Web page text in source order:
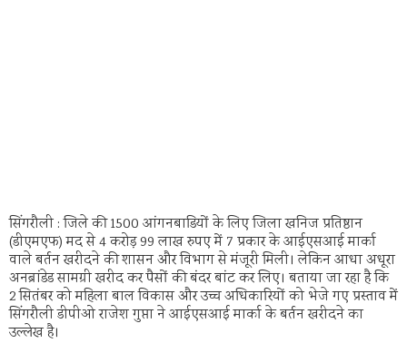
सिंगरौली : जिले की 1500 आंगनबाडियों के लिए जिला खनिज प्रतिष्ठान
(डीएमएफ) मद से 4 करोड़ 99 लाख रुपए में 7 प्रकार के आईएसआई मार्का
वाले बर्तन खरीदने की शासन और विभाग से मंजूरी मिली। लेकिन आधा अधूरा
अनब्रांडेड सामग्री खरीद कर पैसों की बंदर बांट कर लिए। बताया जा रहा है कि
2 सितंबर को महिला बाल विकास और उच्च अधिकारियों को भेजे गए प्रस्ताव में
सिंगरौली डीपीओ राजेश गुप्ता ने आईएसआई मार्का के बर्तन खरीदने का
उल्लेख है।